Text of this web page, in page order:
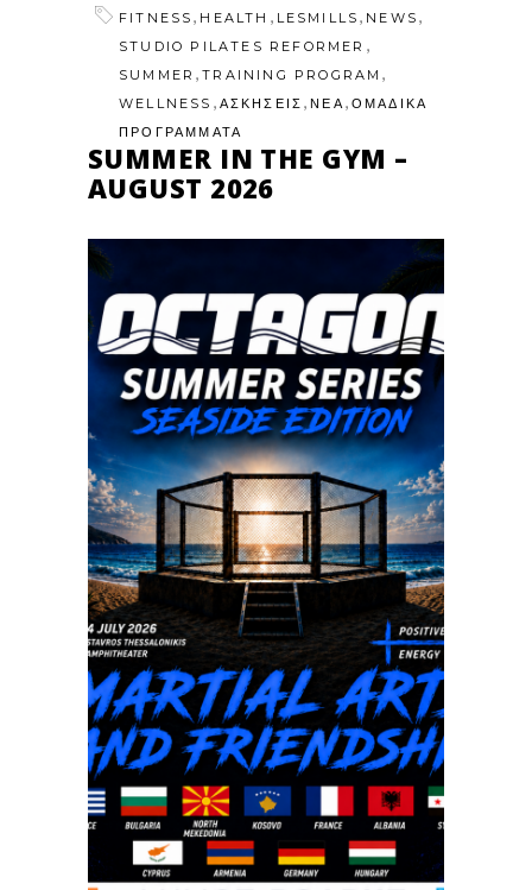
FITNESS , HEALTH , LESMILLS , NEWS ,
STUDIO PILATES REFORMER ,
SUMMER ,TRAINING PROGRAM ,
WELLNESS , ΑΣΚΗΣΕΙΣ ,ΝΕΑ , ΟΜΑΔΙΚΑ
ΠΡΟΓΡΑΜΜΑΤΑ
SUMMER IN THE GYM –
AUGUST 2026